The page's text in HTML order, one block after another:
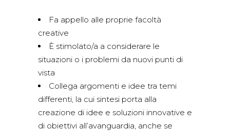
Fa appello alle proprie facoltà
creative
È stimolato/a a considerare le
situazioni o i problemi da nuovi punti di
vista
Collega argomenti e idee tra temi
differenti, la cui sintesi porta alla
creazione di idee e soluzioni innovative e
di obiettivi all’avanguardia, anche se